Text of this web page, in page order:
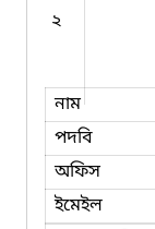
২
নাম
পদবি
অফিস
ইমেইল